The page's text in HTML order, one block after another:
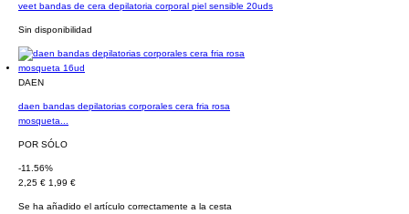
veet bandas de cera depilatoria corporal piel sensible 20uds
Sin disponibilidad
DAEN
daen bandas depilatorias corporales cera fria rosa
mosqueta...
POR SÓLO
-11.56%
2,25 € 1,99 €
Se ha añadido el artículo correctamente a la cesta